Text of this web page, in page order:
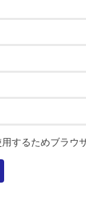
するためブラウ